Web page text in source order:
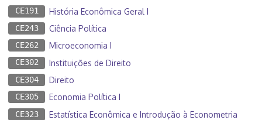
CE191 História Econômica Geral I
CE243 Ciência Política
CE262 Microeconomia I
CE302 Instituições de Direito
CE304 Direito
CE305 Economia Política I
CE323 Estatística Econômica e Introdução à Econometria